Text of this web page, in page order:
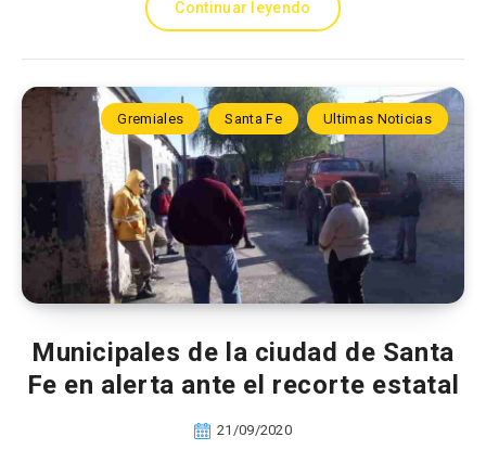
Continuar leyendo
Gremiales Santa Fe Ultimas Noticias
Municipales de la ciudad de Santa
Fe en alerta ante el recorte estatal
21/09/2020